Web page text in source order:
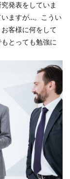
発表をしていま
いますが…。こうい
客様に何をして
とっても勉強に